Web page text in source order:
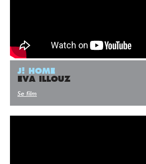
J! HOME
EVA ILLOUZ
Se film